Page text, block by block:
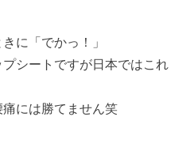
に「でかっ！」
シートですが日本ではこれ
には勝てません笑